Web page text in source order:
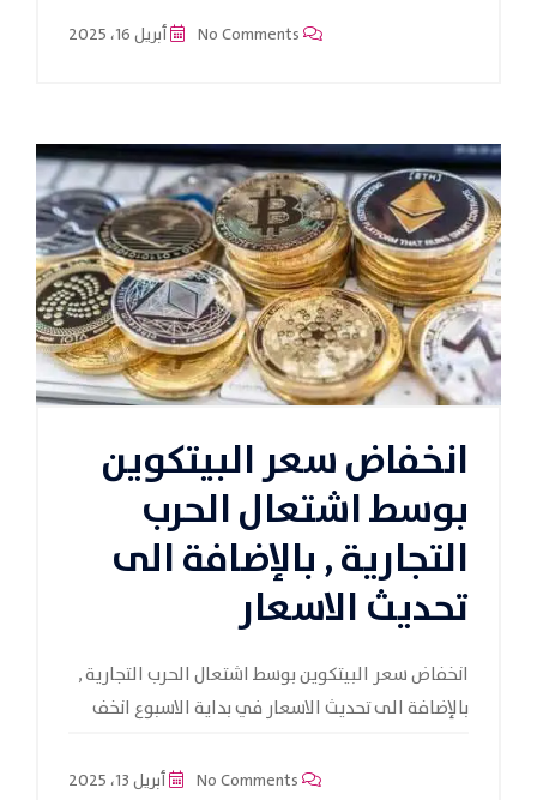
أبريل 16، 2025
انخفاض سعر البيتكوين
بوسط اشتعال الحرب
التجارية , بالإضافة الى
تحديث الاسعار
انخفاض سعر البيتكوين بوسط اشتعال الحرب التجارية ,
بالإضافة الى تحديث الاسعار في بداية الاسبوع انخف
أبريل 13، 2025